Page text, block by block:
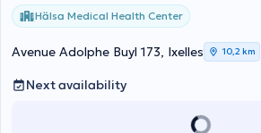
Hälsa Medical Health Center
Avenue Adolphe Buyl 173, Ixelles 10,2 km
Next availability